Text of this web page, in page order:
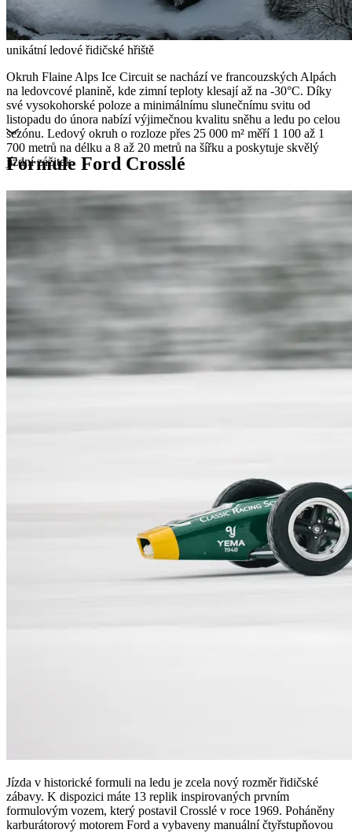
unikátní ledové řidičské hřiště
Okruh Flaine Alps Ice Circuit se nachází ve francouzských Alpách
na ledovcové planině, kde zimní teploty klesají až na -30°C. Díky
své vysokohorské poloze a minimálnímu slunečnímu svitu od
listopadu do února nabízí výjimečnou kvalitu sněhu a ledu po celou
sezónu. Ledový okruh o rozloze přes 25 000 m² měří 1 100 až 1
700 metrů na délku a 8 až 20 metrů na šířku a poskytuje skvělý
jízdní zážitek.
Formule Ford Crosslé
Jízda v historické formuli na ledu je zcela nový rozměr řidičské
zábavy. K dispozici máte 13 replik inspirovaných prvním
formulovým vozem, který postavil Crosslé v roce 1969. Poháněny
karburátorový motorem Ford a vybaveny manuální čtyřstupňovou